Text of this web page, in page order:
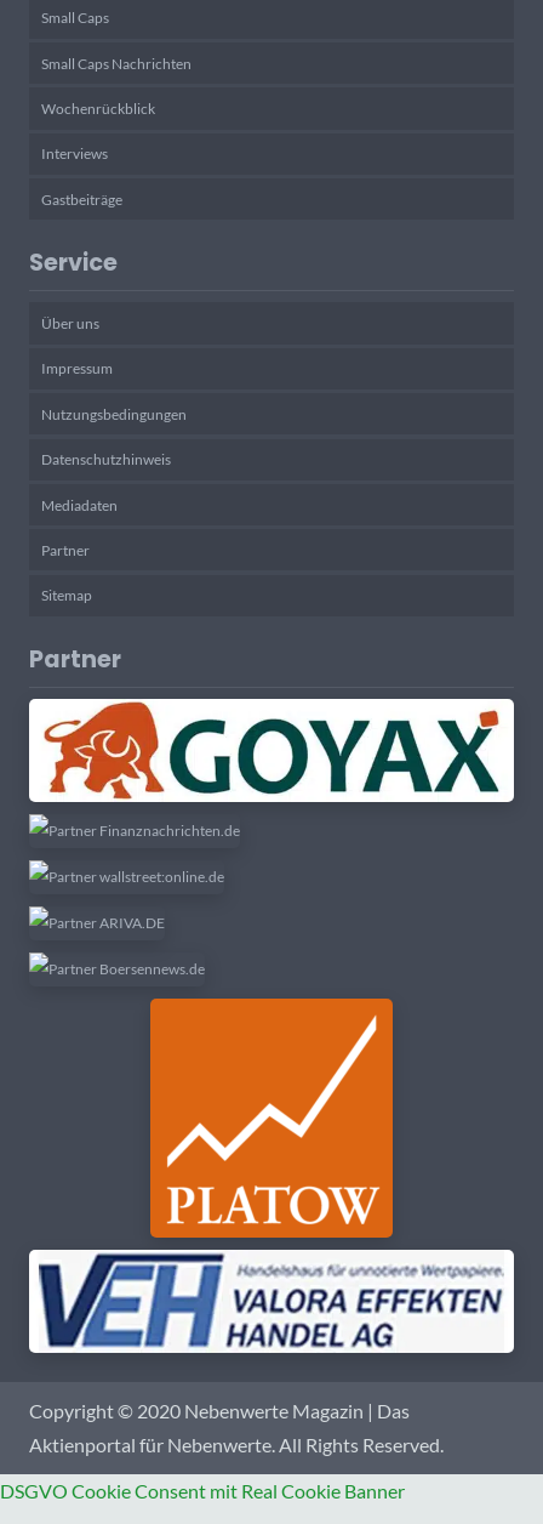
Small Caps
Small Caps Nachrichten
Wochenrückblick
Interviews
Gastbeiträge
Service
Über uns
Impressum
Nutzungsbedingungen
Datenschutzhinweis
Mediadaten
Partner
Sitemap
Partner
Copyright © 2020 Nebenwerte Magazin | Das
Aktienportal für Nebenwerte. All Rights Reserved.
DSGVO Cookie Consent mit Real Cookie Banner